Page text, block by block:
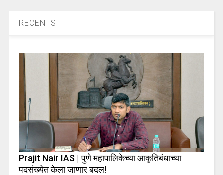
RECENTS
Prajit Nair IAS | पुणे महापालिकेच्या आकृतिबंधाच्या
पदसंख्येत केला जाणार बदल!